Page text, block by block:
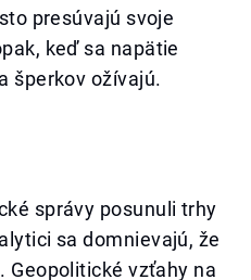
presúvajú svoje
keď sa napätie
šperkov ožívajú.
správy posunuli trhy
sa domnievajú, že
Geopolitické vzťahy na